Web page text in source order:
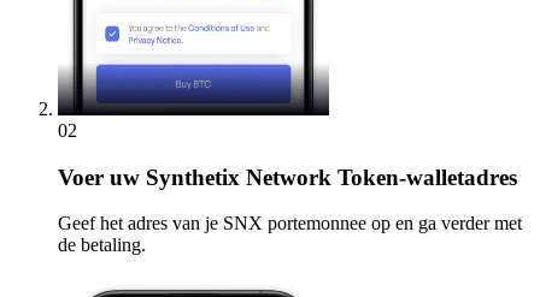
02
Voer uw Synthetix Network Token-walletadres
Geef het adres van je SNX portemonnee op en ga verder met
de betaling.